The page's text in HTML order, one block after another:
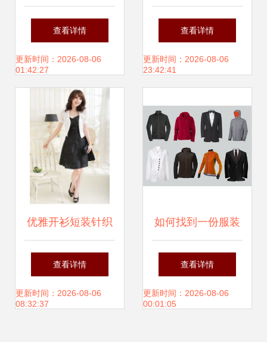
头直供，代理加盟
新商机
查看详情
更新时间：2026-08-06
01:42:27
装批发代理与网店
货源解决方案
查看详情
更新时间：2026-08-06
23:42:41
优雅开衫短装针织
短外套 一站式批发
与小披肩代理加盟
查看详情
更新时间：2026-08-06
08:32:37
如何找到一份服装
代理实习工作 全方
位攻略
查看详情
更新时间：2026-08-06
00:01:05